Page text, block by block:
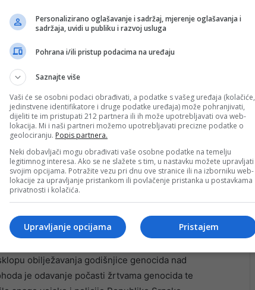
svih učesnika, bit će bezbjedna i prohodna. Do
Marša Mira, što pojedinaca, što
mladih ljudi.
snaga BiH iz Tuzle vrši postavljanje šatorskih
samo podmetače i pokrivače, a najprikladnija je
će osigurana podjela osvježenja, energetskih
Liplje, Mravinjci i Potočari, bit će dijeljena večera
na dionici cijele trase, na svakom milimetru, kao i
Sa strane su locirane specijalizovane
i Gorske službe spašavanja rade dio posla iz
obilježavanja godišnjice genocida nad
je odavanje počasti žrtvama genocida te
Personalizirano oglašavanje i sadržaj, mjerenje oglašavanja i
sadržaja, uvidi u publiku i razvoj usluga
Pohrana i/ili pristup podacima na uređaju
Saznajte više
Vaši će se osobni podaci obrađivati, a podatke s vašeg uređaja (kolačiće,
jedinstvene identifikatore i druge podatke uređaja) može pohranjivati,
dijeliti te im pristupati 212 partnera ili ih može upotrebljavati ova web-
lokacija. Mi i naši partneri možemo upotrebljavati precizne podatke o
geolociranju. Popis partnera.
Neki dobavljači mogu obrađivati vaše osobne podatke na temelju
legitimnog interesa. Ako se ne slažete s tim, u nastavku možete upravljati
svojim opcijama. Potražite vezu pri dnu ove stranice ili na izborniku web-
lokacije za upravljanje pristankom ili povlačenje pristanka u postavkama
privatnosti i kolačića.
Pristajem
Upravljanje opcijama